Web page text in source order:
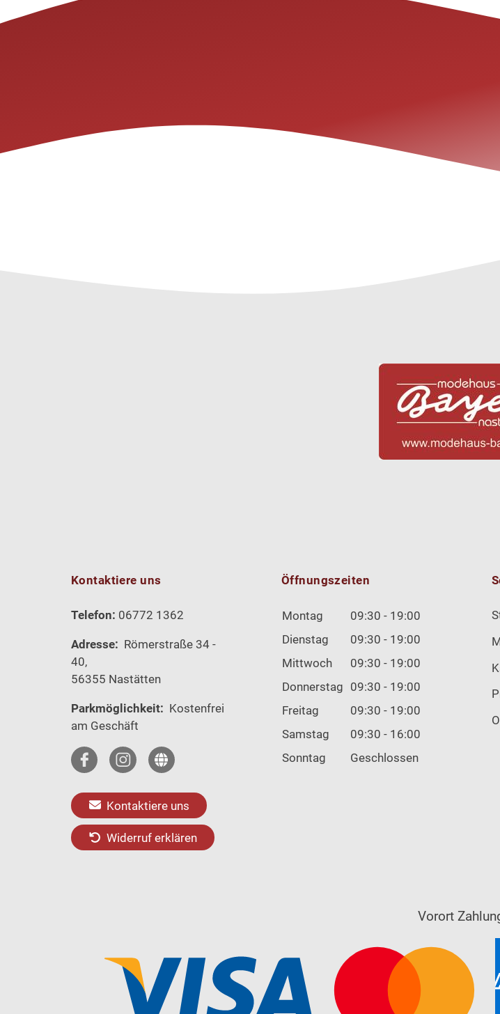
Kontaktiere uns
Telefon: 06772 1362
Adresse: Römerstraße 34 -
40,
56355 Nastätten
Parkmöglichkeit: Kostenfrei
am Geschäft
Kontaktiere uns
Widerruf erklären
Öffnungszeiten
Montag
09:30 - 19:00
Dienstag
09:30 - 19:00
Mittwoch
09:30 - 19:00
Donnerstag 09:30 - 19:00
Freitag
09:30 - 19:00
Samstag
09:30 - 16:00
Sonntag
Geschlossen
Vorort